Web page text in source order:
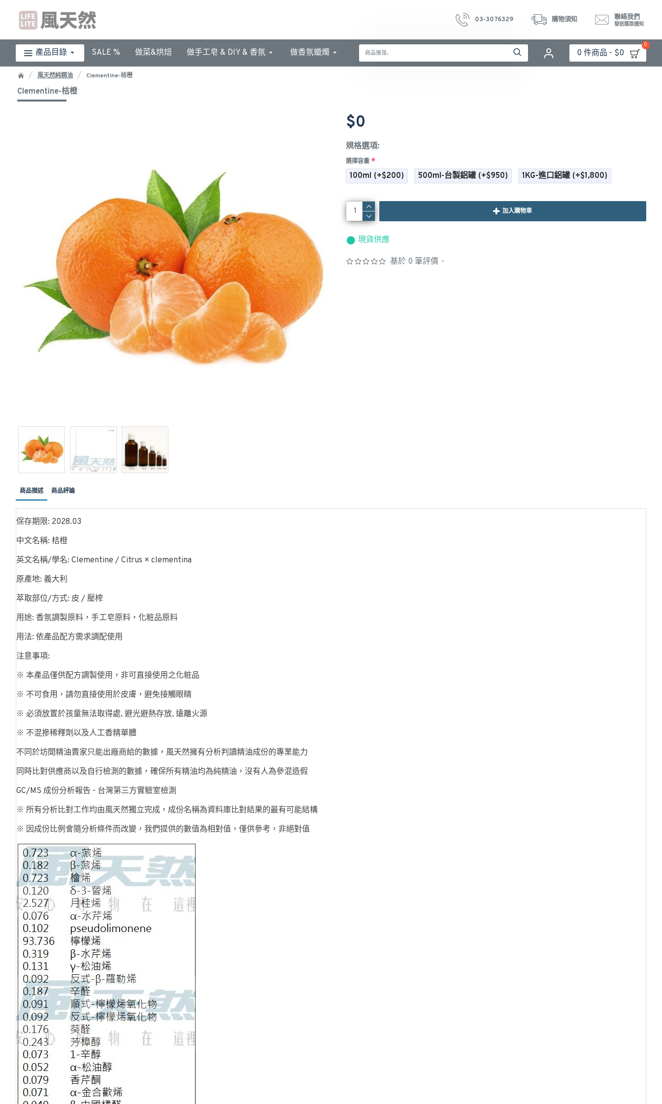
03-3076329 購物須知 聯絡我們
發送匯款通知
產品目錄 SALE % 做菜&烘焙 做手工皂 & DIY & 香氛 做香氛蠟燭 0 件商品 - $0
0
風天然純精油 Clementine-桔橙
Clementine-桔橙
現貨供應
基於 0 筆評價 -
$0
規格選項:
選擇容量
100ml (+$200) 500ml-台製鋁罐 (+$950) 1KG-進口鋁罐 (+$1,800)
加入購物車
商品描述 商品評論
保存期限: 2028.03
中文名稱: 桔橙
英文名稱/學名: Clementine / Citrus × clementina
原產地: 義大利
萃取部位/方式: 皮 / 壓榨
用途: 香氛調製原料，手工皂原料，化粧品原料
用法: 依產品配方需求調配使用
注意事項:
※ 本產品僅供配方調製使用，非可直接使用之化粧品
※ 不可食用，請勿直接使用於皮膚，避免接觸眼睛
※ 必須放置於孩童無法取得處, 避光避熱存放, 遠離火源
※ 不混摻稀釋劑以及人工香精單體
不同於坊間精油賣家只能出廠商給的數據，風天然擁有分析判讀精油成份的專業能力
同時比對供應商以及自行檢測的數據，確保所有精油均為純精油，沒有人為參混造假
GC/MS 成份分析報告 - 台灣第三方實驗室檢測
※ 所有分析比對工作均由風天然獨立完成，成份名稱為資料庫比對結果的最有可能結構
※ 因成份比例會隨分析條件而改變，我們提供的數值為相對值，僅供參考，非絕對值